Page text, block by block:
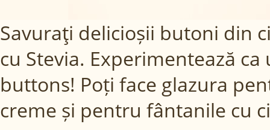
Savuraţi delicioșii butoni din
cu Stevia. Experimentează
buttons! Poți face glazura
creme și pentru fântanile cu